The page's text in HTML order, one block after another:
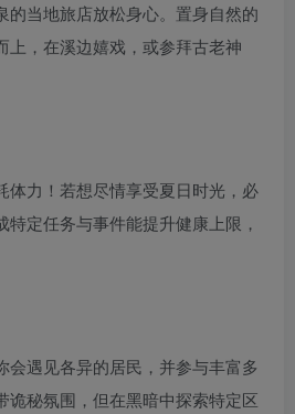
的当地旅店放松身心。置身自然的
上，在溪边嬉戏，或参拜古老神
体力！若想尽情享受夏日时光，必
定任务与事件能提升健康上限，
会遇见各异的居民，并参与丰富多
诡秘氛围，但在黑暗中探索特定区